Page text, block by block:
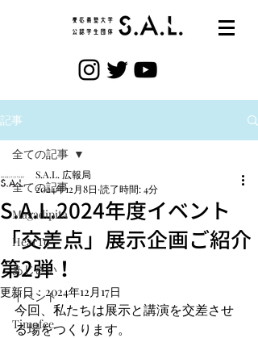
記事
全ての記事
Magadipita
HearTo
あじさい
イベント
Timofee
全ての記事
S.A.L.2024年度イベント
「交差点」展示企画ご紹介
第2弾！
S.A.L. 広報局
2024年12月8日 読了時間: 4分
更新日：2024年12月17日
今回、私たちは展示と講演を交差させ
る場をつくります。